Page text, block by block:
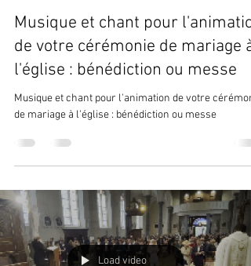
Musique et chant pour
de votre cérémonie de mariage à
l'église : bénédiction ou messe
Musique et chant pour l'animation de votre
de mariage à l'église : bénédiction ou messe
Load video